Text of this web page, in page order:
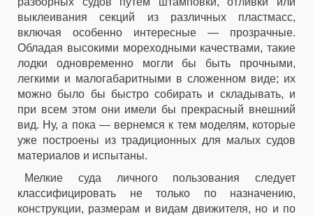
выклеивания секций из различных пластмасс,
включая особенно интересные — прозрачные.
Обладая высокими мореходными качествами, такие
лодки одновременно могли бы быть прочными,
легкими и малогабаритными в сложенном виде; их
можно было бы быстро собирать и складывать, и
при всем этом они имели бы прекрасный внешний
вид. Ну, а пока — вернемся к тем моделям, которые
уже построены из традиционных для малых судов
материалов и испытаны.
Мелкие суда личного пользования следует
классифицировать не только по назначению,
конструкции, размерам и видам движителя, но и по